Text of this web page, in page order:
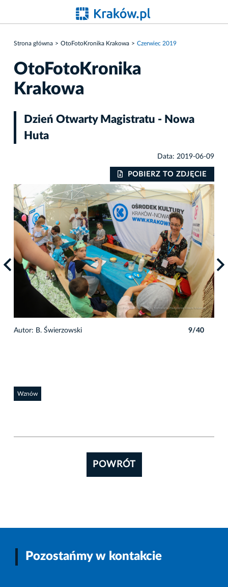
Strona główna OtoFotoKronika Krakowa Czerwiec 2019
OtoFotoKronika
Krakowa
Dzień Otwarty Magistratu - Nowa
Huta
Data: 2019-06-09
POBIERZ TO ZDJĘCIE
Autor: B. Świerzowski 9/40
Wznów
POWRÓT
Pozostańmy w kontakcie